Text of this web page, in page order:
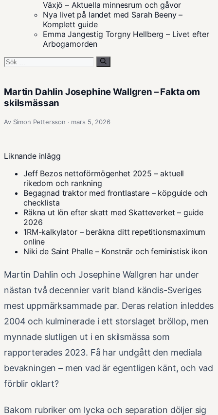
Växjö – Aktuella minnesrum och gåvor
Nya livet på landet med Sarah Beeny –
Komplett guide
Emma Jangestig Torgny Hellberg – Livet efter
Arbogamorden
Sök
Martin Dahlin Josephine Wallgren – Fakta om
skilsmässan
Av Simon Pettersson · mars 5, 2026
Liknande inlägg
Jeff Bezos nettoförmögenhet 2025 – aktuell
rikedom och rankning
Begagnad traktor med frontlastare – köpguide och
checklista
Räkna ut lön efter skatt med Skatteverket – guide
2026
1RM-kalkylator – beräkna ditt repetitionsmaximum
online
Niki de Saint Phalle – Konstnär och feministisk ikon
Martin Dahlin och Josephine Wallgren har under
nästan två decennier varit bland kändis-Sveriges
mest uppmärksammade par. Deras relation inleddes
2004 och kulminerade i ett storslaget bröllop, men
mynnade slutligen ut i en skilsmässa som
rapporterades 2023. Få har undgått den mediala
bevakningen – men vad är egentligen känt, och vad
förblir oklart?
Bakom rubriker om lycka och separation döljer sig